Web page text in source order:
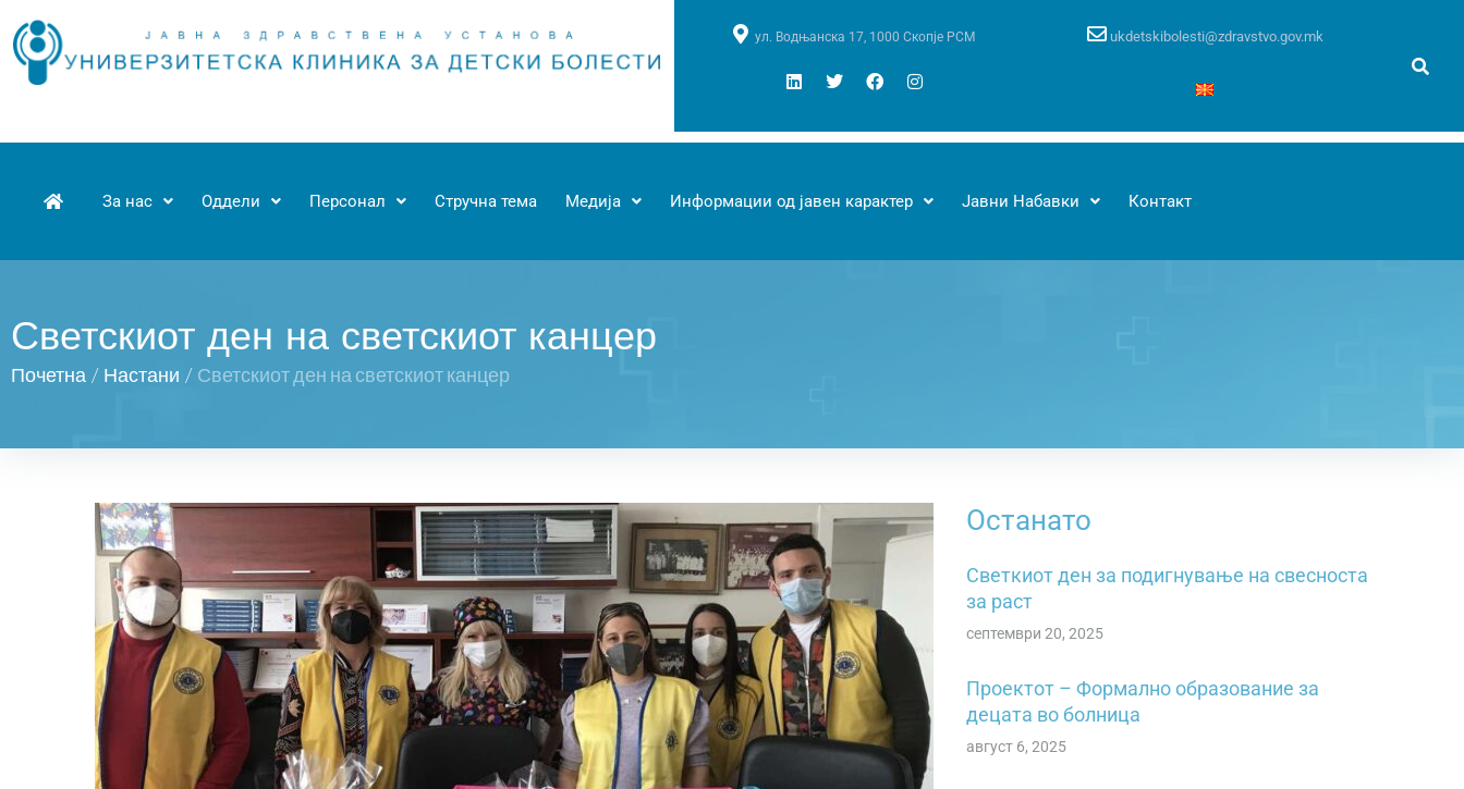
ул. Водњанска 17, 1000 Скопје РСМ ukdetskibolesti@zdravstvo.gov.mk
За нас Оддели Персонал Стручна тема Медија Информации од јавен карактер Јавни Набавки Контакт
Светскиот ден на светскиот канцер
Почетна / Настани / Светскиот ден на светскиот канцер
Останато
Светкиот ден за подигнување на свесностa
зa pacт
септември 20, 2025
Проектот – Формално образование за
децата во болница
август 6, 2025